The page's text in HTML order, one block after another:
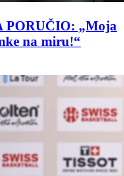
PORUČIO: „Moja
na miru!“